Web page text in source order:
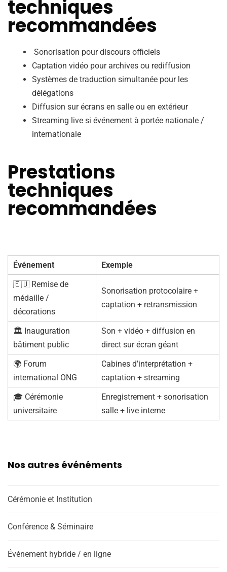
techniques
recommandées
Sonorisation pour discours officiels
Captation vidéo pour archives ou rediffusion
Systèmes de traduction simultanée pour les
délégations
Diffusion sur écrans en salle ou en extérieur
Streaming live si événement à portée nationale /
internationale
Prestations
techniques
recommandées
Événement
Exemple
🇪🇺 Remise de
médaille /
décorations
Sonorisation protocolaire +
captation + retransmission
🏛️ Inauguration
bâtiment public
Son + vidéo + diffusion en
direct sur écran géant
🌍 Forum
international ONG
Cabines d’interprétation +
captation + streaming
🎓 Cérémonie
universitaire
Enregistrement + sonorisation
salle + live interne
Nos autres événéments
Cérémonie et Institution
Conférence & Séminaire
Événement hybride / en ligne